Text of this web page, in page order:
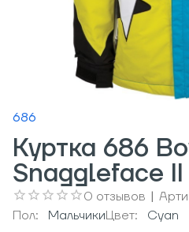
686
Куртка 686
Snaggleface
0 отзывов |
Пол:
МальчикиЦвет: Cyan